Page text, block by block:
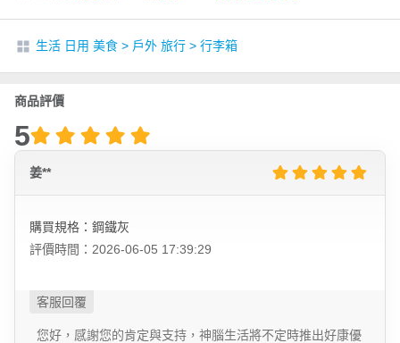
生活 日用 美食 > 戶外 旅行 > 行李箱
商品評價
5
姜**
購買規格：鋼鐵灰
評價時間：2026-06-05 17:39:29
您好，感謝您的肯定與支持，神腦生活將不定時推出好康優